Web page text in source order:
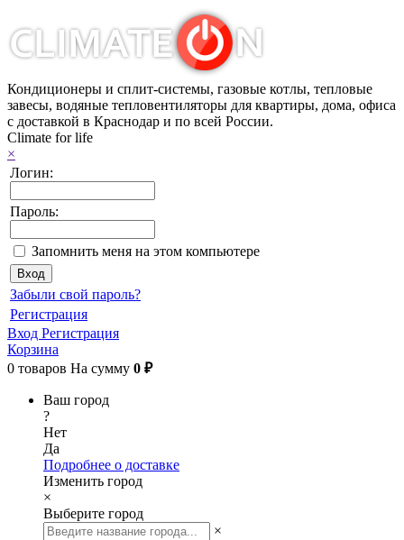
Кондиционеры и сплит-системы, газовые котлы, тепловые
завесы, водяные тепловентиляторы для квартиры, дома, офиса
с доставкой в Краснодар и по всей России.
Climate for life
×
Логин:
Пароль:
Запомнить меня на этом компьютере
Забыли свой пароль?
Регистрация
Вход Регистрация
Корзина
0 товаров На сумму 0 ₽
Ваш город
?
Нет
Да
Подробнее о доставке
Изменить город
×
Выберите город
×